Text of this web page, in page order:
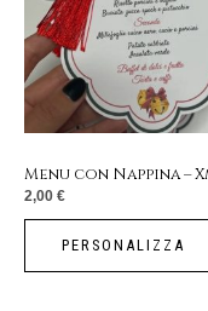
Menu con Nappina –
2,00 €
PERSONALIZZA